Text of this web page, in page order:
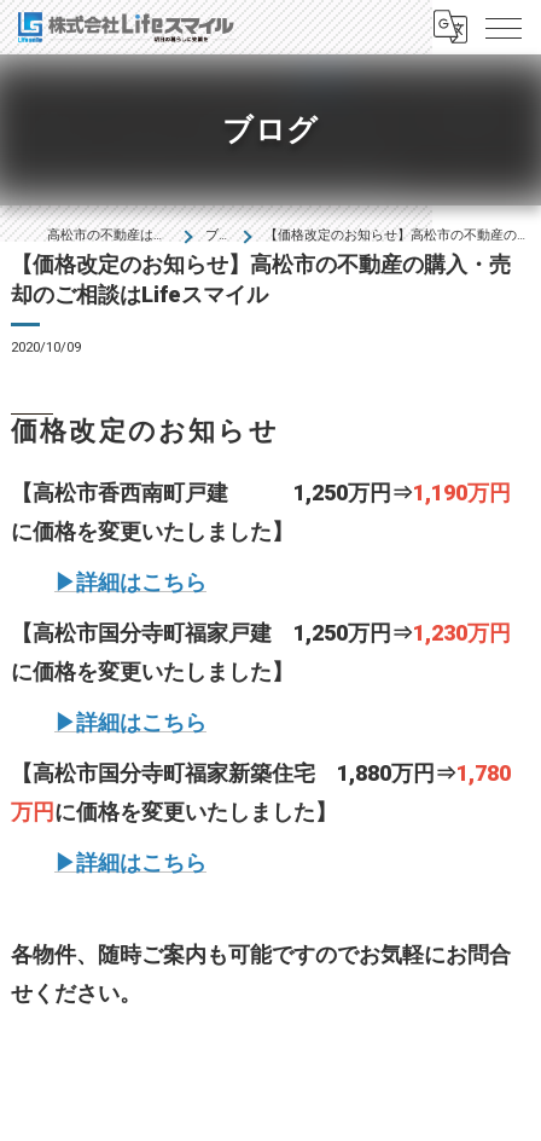
ブログ
高松市の不動産は株式会社Lifeｽﾏｲﾙ ブログ 【価格改定のお知らせ】高松市の不動産の購入・売却のご相談はLifeスマイル
【価格改定のお知らせ】高松市の不動産の購入・売
却のご相談はLifeスマイル
2020/10/09
価格改定のお知らせ
【高松市香西南町戸建 1,250万円⇒1,190万円
に価格を変更いたしました】
▶詳細はこちら
【高松市国分寺町福家戸建 1,250万円⇒1,230万円
に価格を変更いたしました】
▶詳細はこちら
【高松市国分寺町福家新築住宅 1,880万円⇒1,780
万円に価格を変更いたしました】
▶詳細はこちら
各物件、随時ご案内も可能ですのでお気軽にお問合
せください。